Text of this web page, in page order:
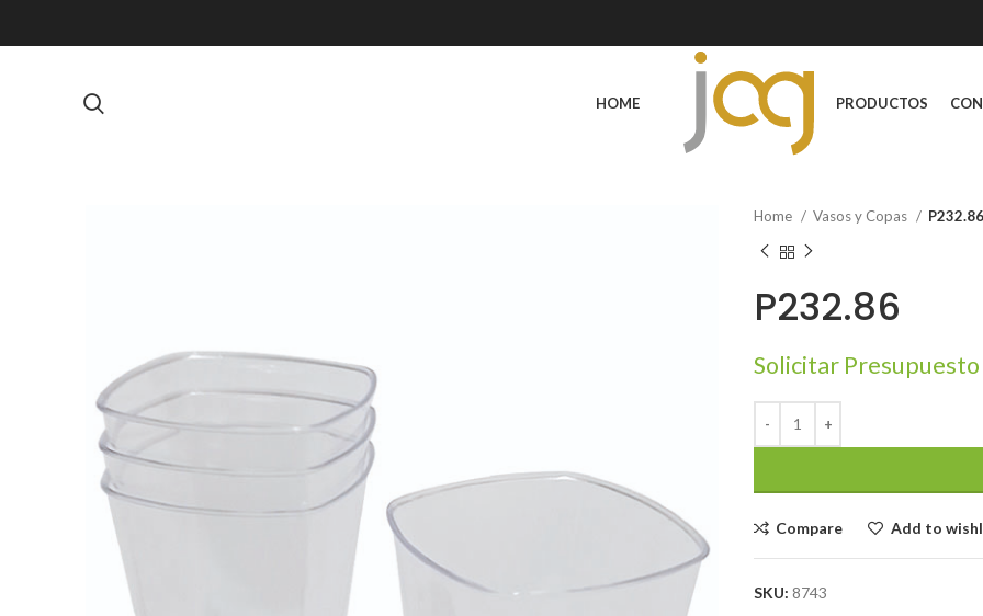
HOME PRODUCTOS
Home Vasos y Copas P232.86
P232.86
Solicitar Presupuesto
Compare Add to
SKU: 8743